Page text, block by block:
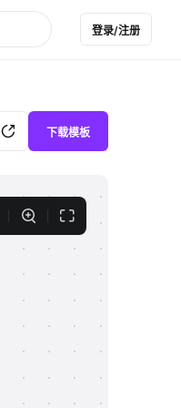
登录/注册
下载模板